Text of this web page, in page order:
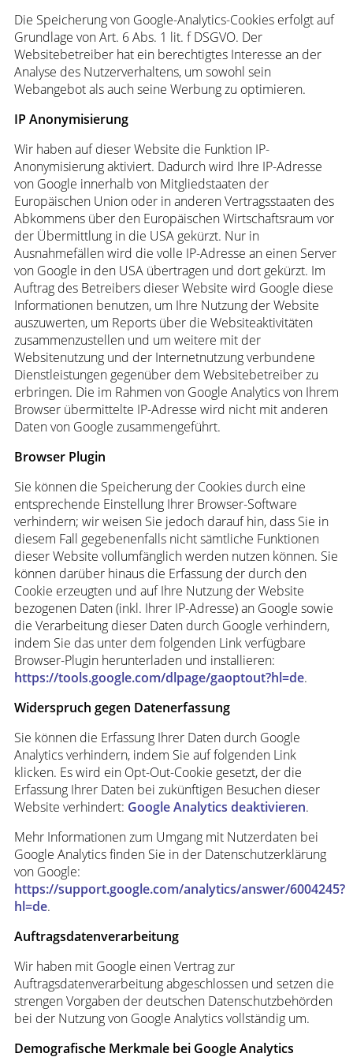
Die Speicherung von Google-Analytics-Cookies erfolgt auf
Grundlage von Art. 6 Abs. 1 lit. f DSGVO. Der
Websitebetreiber hat ein berechtigtes Interesse an der
Analyse des Nutzerverhaltens, um sowohl sein
Webangebot als auch seine Werbung zu optimieren.
IP Anonymisierung
Wir haben auf dieser Website die Funktion IP-
Anonymisierung aktiviert. Dadurch wird Ihre IP-Adresse
von Google innerhalb von Mitgliedstaaten der
Europäischen Union oder in anderen Vertragsstaaten des
Abkommens über den Europäischen Wirtschaftsraum vor
der Übermittlung in die USA gekürzt. Nur in
Ausnahmefällen wird die volle IP-Adresse an einen Server
von Google in den USA übertragen und dort gekürzt. Im
Auftrag des Betreibers dieser Website wird Google diese
Informationen benutzen, um Ihre Nutzung der Website
auszuwerten, um Reports über die Websiteaktivitäten
zusammenzustellen und um weitere mit der
Websitenutzung und der Internetnutzung verbundene
Dienstleistungen gegenüber dem Websitebetreiber zu
erbringen. Die im Rahmen von Google Analytics von Ihrem
Browser übermittelte IP-Adresse wird nicht mit anderen
Daten von Google zusammengeführt.
Browser Plugin
Sie können die Speicherung der Cookies durch eine
entsprechende Einstellung Ihrer Browser-Software
verhindern; wir weisen Sie jedoch darauf hin, dass Sie in
diesem Fall gegebenenfalls nicht sämtliche Funktionen
dieser Website vollumfänglich werden nutzen können. Sie
können darüber hinaus die Erfassung der durch den
Cookie erzeugten und auf Ihre Nutzung der Website
bezogenen Daten (inkl. Ihrer IP-Adresse) an Google sowie
die Verarbeitung dieser Daten durch Google verhindern,
indem Sie das unter dem folgenden Link verfügbare
Browser-Plugin herunterladen und installieren:
https://tools.google.com/dlpage/gaoptout?hl=de.
Widerspruch gegen Datenerfassung
Sie können die Erfassung Ihrer Daten durch Google
Analytics verhindern, indem Sie auf folgenden Link
klicken. Es wird ein Opt-Out-Cookie gesetzt, der die
Erfassung Ihrer Daten bei zukünftigen Besuchen dieser
Website verhindert: Google Analytics deaktivieren.
Mehr Informationen zum Umgang mit Nutzerdaten bei
Google Analytics finden Sie in der Datenschutzerklärung
von Google:
https://support.google.com/analytics/answer/6004245?
hl=de.
Auftragsdatenverarbeitung
Wir haben mit Google einen Vertrag zur
Auftragsdatenverarbeitung abgeschlossen und setzen die
strengen Vorgaben der deutschen Datenschutzbehörden
bei der Nutzung von Google Analytics vollständig um.
Demografische Merkmale bei Google Analytics